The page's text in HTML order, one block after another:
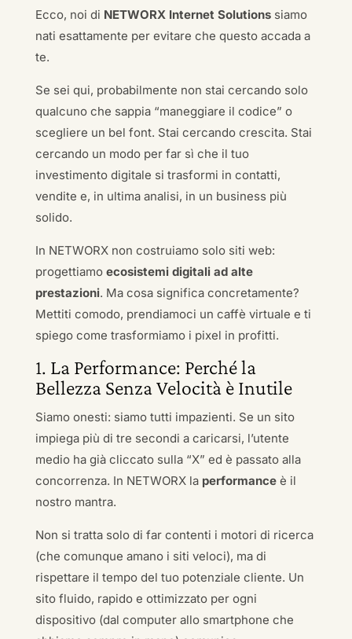
Ecco, noi di NETWORX Internet Solutionssiamo
nati esattamente per evitare che questo accada a
te.
Se sei qui, probabilmente non stai cercando solo
qualcuno che sappia “maneggiare il codice” o
scegliere un bel font. Stai cercando crescita. Stai
cercando un modo per far sì che il tuo
investimento digitale si trasformi in contatti,
vendite e, in ultima analisi, in un business più
solido.
In NETWORX non costruiamo solo siti web:
progettiamo ecosistemi digitali ad alte
prestazioni. Ma cosa significa concretamente?
Mettiti comodo, prendiamoci un caffè virtuale e ti
spiego come trasformiamo i pixel in profitti.
1. La Performance: Perché la
Bellezza Senza Velocità è Inutile
Siamo onesti: siamo tutti impazienti. Se un sito
impiega più di tre secondi a caricarsi, l’utente
medio ha già cliccato sulla “X” ed è passato alla
concorrenza. In NETWORX la performanceè il
nostro mantra.
Non si tratta solo di far contenti i motori di ricerca
(che comunque amano i siti veloci), ma di
rispettare il tempo del tuo potenziale cliente. Un
sito fluido, rapido e ottimizzato per ogni
dispositivo (dal computer allo smartphone che